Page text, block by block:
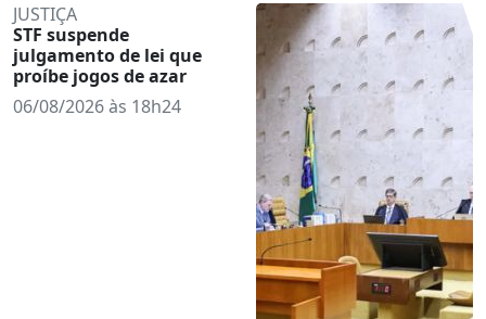
JUSTIÇA
STF suspende
julgamento de lei que
proíbe jogos de azar
06/08/2026 às 18h24